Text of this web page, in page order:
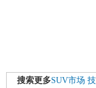
搜索更多SUV市场